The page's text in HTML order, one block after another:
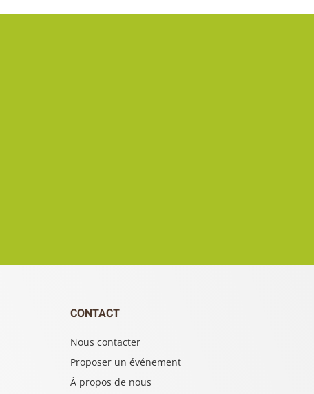
CONTACT
Nous contacter
Proposer un événement
À propos de nous